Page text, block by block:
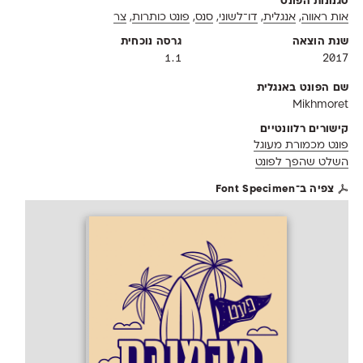
אות ראווה, אנגלית, דו־לשוני, סנס, פונט כותרות, צר
שנת הוצאה
2017
גרסה נוכחית
1.1
שם הפונט באנגלית
Mikhmoret
קישורים רלוונטיים
פונט מכמורת מעוגל
השלט שהפך לפונט
צפיה ב־Font Specimen